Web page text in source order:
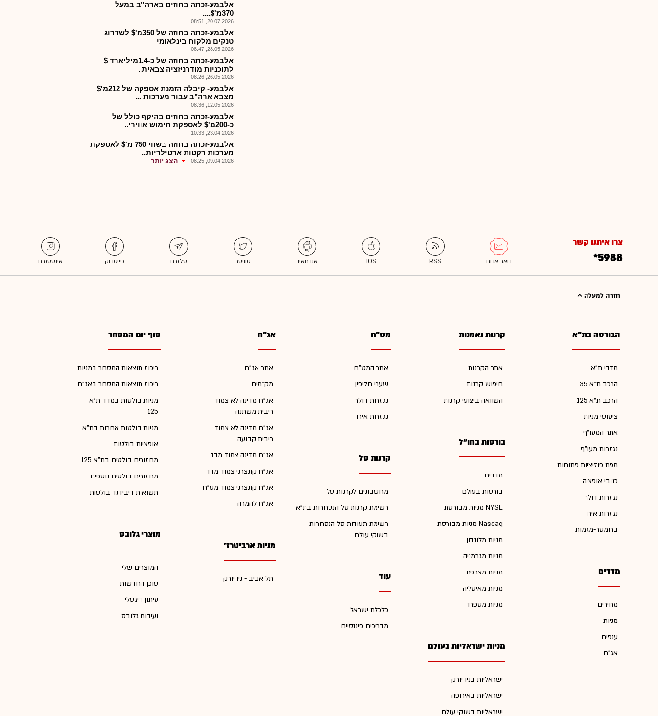
אלבמע-זכתה בחוזים בארה"ב במעל
370מ'$....
20.07.2026, 08:51
אלבמע-זכתה בחוזה של 350מ'$ לשדרוג
טנקים מלקוח בינלאומי
28.05.2026, 08:47
אלבמע-זכתה בחוזה של כ-1.4מיליארד $
לתוכניות מודרניזציה צבאית..
26.05.2026, 08:26
אלבמע- קיבלה הזמנת אספקה של 212מ'$
מצבא ארה"ב עבור מערכות ...
12.05.2026, 08:36
אלבמע-זכתה בחוזים בהיקף כולל של
כ-200מ'$ לאספקת חימוש אווירי..
23.04.2026, 10:33
אלבמע-זכתה בחוזה בשווי 750 מ'$ לאספקת
מערכות רקטות ארטילריות..
09.04.2026, 08:25 הצג יותר
צרו איתנו קשר
*5988
חזרה למעלה
הבורסה בת"א
מדדי ת"א
הרכב ת"א 35
הרכב ת"א 125
ציטוטי מניות
אתר המעו"ף
נגזרות מעו"ף
מפת פוזיציות פתוחות
כתבי אופציה
נגזרות דולר
נגזרות אירו
ברומטר-מגמות
מדדים
מחירים
מניות
ענפים
אג"ח
קרנות נאמנות
אתר הקרנות
חיפוש קרנות
השוואה ביצועי קרנות
בורסות בחו"ל
מדדים
בורסות בעולם
מניות מבורסת NYSE
מניות מבורסת Nasdaq
מניות מלונדון
מניות מגרמניה
מניות מצרפת
מניות מאיטליה
מניות מספרד
מניות ישראליות בעולם
ישראליות בניו יורק
ישראליות באירופה
ישראליות בשוקי עולם
מט"ח
אתר המט"ח
שערי חליפין
נגזרות דולר
נגזרות אירו
קרנות סל
מחשבונים לקרנות סל
רשימת קרנות סל הנסחרות בת"א
רשימת תעודות סל הנסחרות
בשוקי עולם
עוד
כלכלת ישראל
מדריכים פיננסיים
אג"ח
אתר אג"ח
מק"מים
אג"ח מדינה לא צמוד
ריבית משתנה
אג"ח מדינה לא צמוד
ריבית קבועה
אג"ח מדינה צמוד מדד
אג"ח קונצרני צמוד מדד
אג"ח קונצרני צמוד מט"ח
אג"ח להמרה
מניות ארביטרז'
תל אביב - ניו יורק
סוף יום המסחר
ריכוז תוצאות המסחר במניות
ריכוז תוצאות המסחר באג"ח
מניות בולטות במדד ת"א
125
מניות בולטות אחרות בת"א
אופציות בולטות
מחזורים בולטים בת"א 125
מחזורים בולטים נוספים
תשואות דיבידנד בולטות
מוצרי גלובס
המוצרים שלי
סוכן החדשות
עיתון דיגטלי
ועידות גלובס